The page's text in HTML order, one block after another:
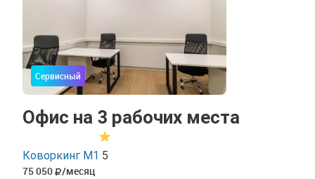
Сервисный
Офис на 3 рабочих места
Коворкинг М1 5
75 050 /месяц